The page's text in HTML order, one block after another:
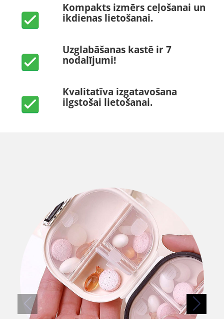
Kompakts izmērs ceļošanai un
ikdienas lietošanai.
Uzglabāšanas kastē ir 7
nodalījumi!
Kvalitatīva izgatavošana
ilgstošai lietošanai.